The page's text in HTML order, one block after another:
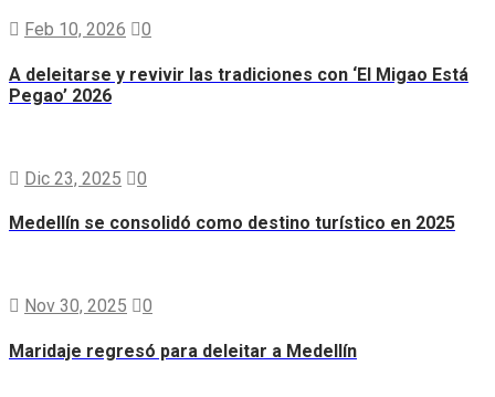
Feb 10, 2026 0
A deleitarse y revivir las tradiciones con ‘El Migao Está
Pegao’ 2026
Dic 23, 2025 0
Medellín se consolidó como destino turístico en 2025
Nov 30, 2025 0
Maridaje regresó para deleitar a Medellín